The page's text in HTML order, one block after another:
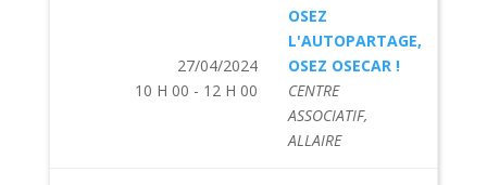
27/04/2024
10 H 00 - 12 H 00
OSEZ
L'AUTOPARTAGE,
OSEZ OSECAR !
CENTRE
ASSOCIATIF,
ALLAIRE